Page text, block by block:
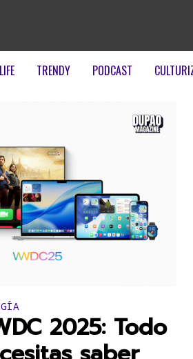
LIFE TRENDY PODCAST
2025: Todo